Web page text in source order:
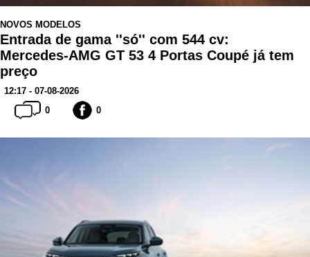
NOVOS MODELOS
Entrada de gama ''só'' com 544 cv:
Mercedes-AMG GT 53 4 Portas Coupé já tem
preço
12:17 - 07-08-2026
0
0